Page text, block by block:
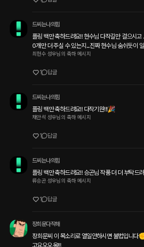
드씨는나의힘
플링 백만 축하드려요!! 현수님 다작길만 걸으시
0개만 더 주실 수 있는지...진짜 현수님 숨쉬듯이
최현수 성우님의 축하 메시지
1 답글
드씨는나의힘
플링 백만 축하드려요!! 다작기원!!!🎉
채안석 성우님의 축하 메시지
1 답글
드씨는나의힘
플링 백만 축하드려요!! 승곤님 작품 더 더 부탁드
류승곤 성우님의 축하 메시지
1 답글
장희문다작해
장희문씨 이 목소리로 열일안하시면 불법입니다
고요오오옥!!!